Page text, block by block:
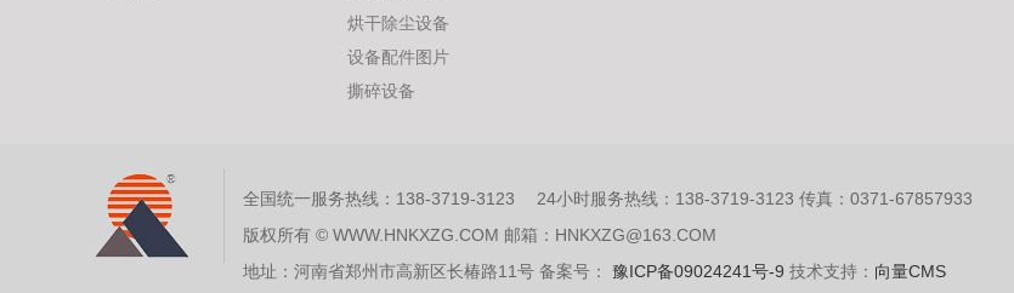
烘干除尘设备
设备配件图片
撕碎设备
全国统一服务热线：138-3719-3123 24小时服务热线：138-3719-3123 传真：0371-67857933
版权所有 © WWW.HNKXZG.COM 邮箱：HNKXZG@163.COM
地址：河南省郑州市高新区长椿路11号 备案号：
豫ICP备09024241号-9 技术支持： 向量CMS